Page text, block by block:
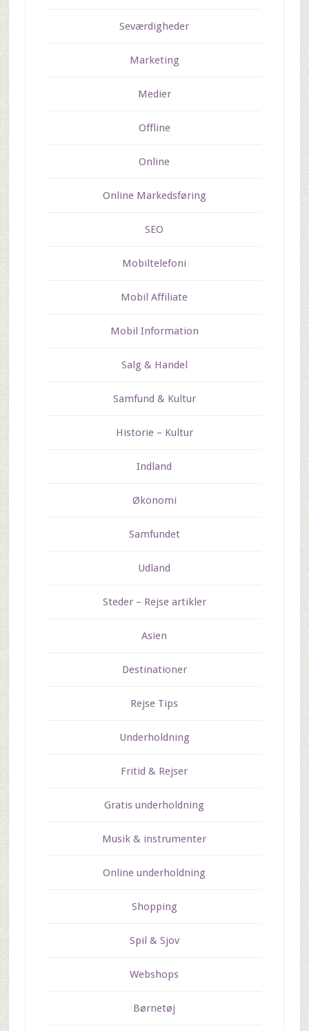
Seværdigheder
Marketing
Medier
Offline
Online
Online Markedsføring
SEO
Mobiltelefoni
Mobil Affiliate
Mobil Information
Salg & Handel
Samfund & Kultur
Historie – Kultur
Indland
Økonomi
Samfundet
Udland
Steder – Rejse artikler
Asien
Destinationer
Rejse Tips
Underholdning
Fritid & Rejser
Gratis underholdning
Musik & instrumenter
Online underholdning
Shopping
Spil & Sjov
Webshops
Børnetøj